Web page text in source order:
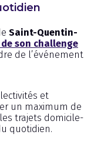
Saint-Quentin-
son challenge
de l’événement
et
un maximum de
trajets domicile-
quotidien.